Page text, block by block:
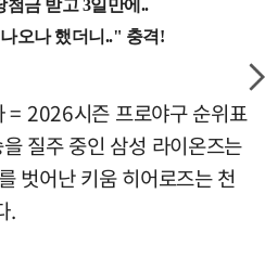
= 2026시즌 프로야구 순위표
질주 중인 삼성 라이온즈는
벗어난 키움 히어로즈는 천
.